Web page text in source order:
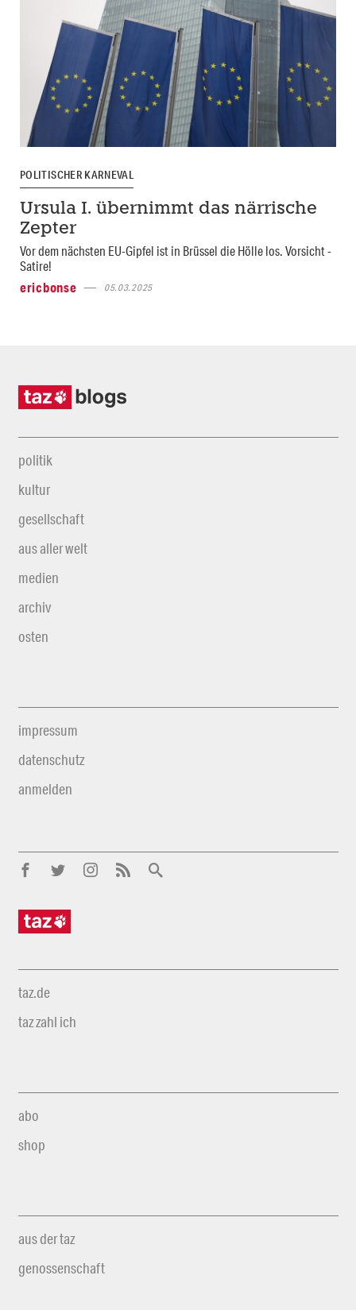
POLITISCHER KARNEVAL
Ursula I. übernimmt das närrische
Zepter
Vor dem nächsten EU-Gipfel ist in Brüssel die Hölle los. Vorsicht -
Satire!
ericbonse
05.03.2025
politik
kultur
gesellschaft
aus aller welt
medien
archiv
osten
impressum
datenschutz
anmelden
taz.de
taz zahl ich
abo
shop
aus der taz
genossenschaft